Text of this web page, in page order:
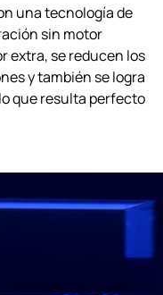
una tecnología de
sin motor
extra, se reducen los
y también se logra
que resulta perfecto